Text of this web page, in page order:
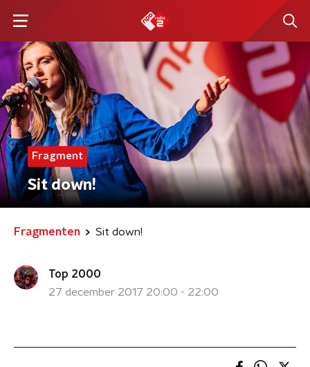
Fragment
Sit down!
Fragmenten Sit down!
Top 2000
27 december 2017 20:00 - 22:00